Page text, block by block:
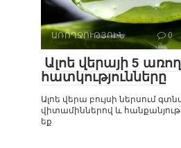
ԱՌՈՂՋՈՒԹՅՈԻՆ 0
Ալոե վերայի 5
հատկությունները
Ալոե վերա բույսի ներսում
վիտամիններով և
եք